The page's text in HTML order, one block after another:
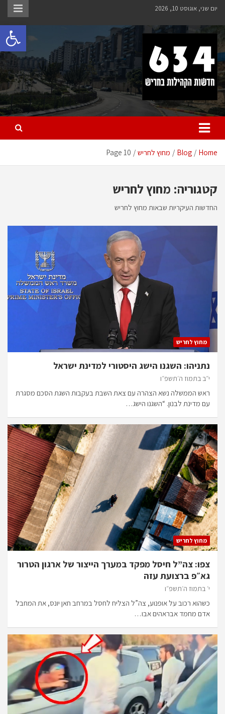
Skip
content
יום שני, אוגוסט 10, 2026
חריש 634
חדשות הקהילות בחריש
Home
Blog מחוץ לחריש Page 10
קטגוריה: מחוץ לחריש
החדשות העיקריות שבאות מחוץ לחריש
מחוץ לחריש
נתניהו: השגנו הישג היסטורי למדינת ישראל
י״ב בתמוז ה׳תשפ״ו
ראש הממשלה נשא הצהרה עם צאת השבת בעקבות השגת הסכם מסגרת
עם מדינת לבנון. “השגנו הישג…
מחוץ לחריש
צפו: צה”ל חיסל מפקד במערך הייצור של ארגון הטרור
גא״פ ברצועת עזה
י׳ בתמוז ה׳תשפ״ו
כשהוא רכוב על אופנוע, צה”ל הצליח לחסל במרחב חאן יונס, את המחבל
אדם מחמד אבראהים אבו…